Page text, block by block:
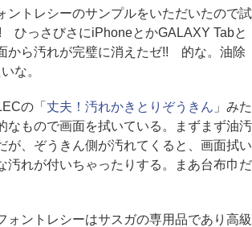
トレシーのサンプルをいただいたので試
ひっさびさにiPhoneとかGALAXY Tabと
から汚れが完璧に消えたゼ!! 的な。油除
な。
の「 丈夫！汚れかきとりぞうきん 」みた
なもので画面を拭いている。まずまず油汚
が、ぞうきん側が汚れてくると、画面拭い
汚れが付いちゃったりする。まあ台布巾だ
ントレシーはサスガの専用品であり高級